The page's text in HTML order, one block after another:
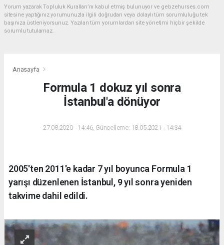
Yorum yazarak Topluluk Kuralları’nı kabul etmiş bulunuyor ve gebzehurses.com
sitesine yaptığınız yorumunuzla ilgili doğrudan veya dolaylı tüm sorumluluğu tek
başınıza üstleniyorsunuz. Yazılan tüm yorumlardan site yönetimi hiçbir şekilde
sorumlu tutulamaz.
Anasayfa
Formula 1 dokuz yıl sonra
İstanbul'a dönüyor
27.08.2020 - 14:46, Güncelleme: 18.05.2021 - 14:34
2005'ten 2011'e kadar 7 yıl boyunca Formula 1
yarışı düzenlenen İstanbul, 9 yıl sonra yeniden
takvime dahil edildi.